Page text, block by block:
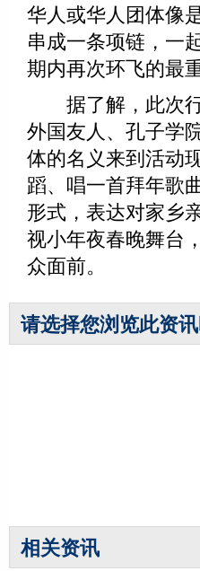
华人或华人团体像
串成一条项链，一
期内再次环飞的最
据了解，此次行
外国友人、孔子学
体的名义来到活动
蹈、唱一首拜年歌
形式，表达对家乡
视小年夜春晚舞台
众面前。
请选择您浏览此资
相关资讯